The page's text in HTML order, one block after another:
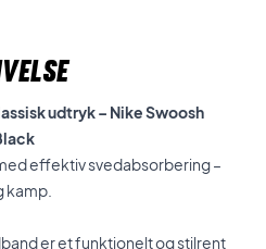
udtryk – Nike Swoosh
effektiv svedabsorbering –
er et funktionelt og stilrent